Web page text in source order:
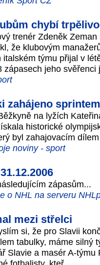
chybí
trenér Zdeněk
že klubovým
italském týmu přijal v
zápasech jeho
zahájeno sprintem
na lyžích
historické
byl zahajovacím
noviny - sport
zápasům...
o NHL na serveru
mezi střelci
si, že pro Slavii
tabulky, máme silný
Slavie a masér A-